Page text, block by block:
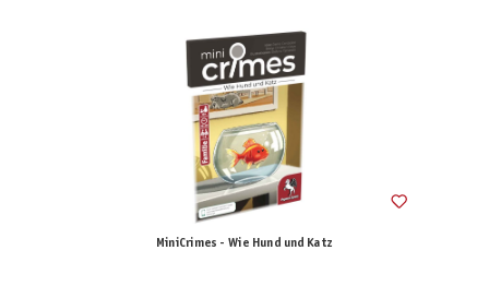
MiniCrimes - Wie Hund und Katz